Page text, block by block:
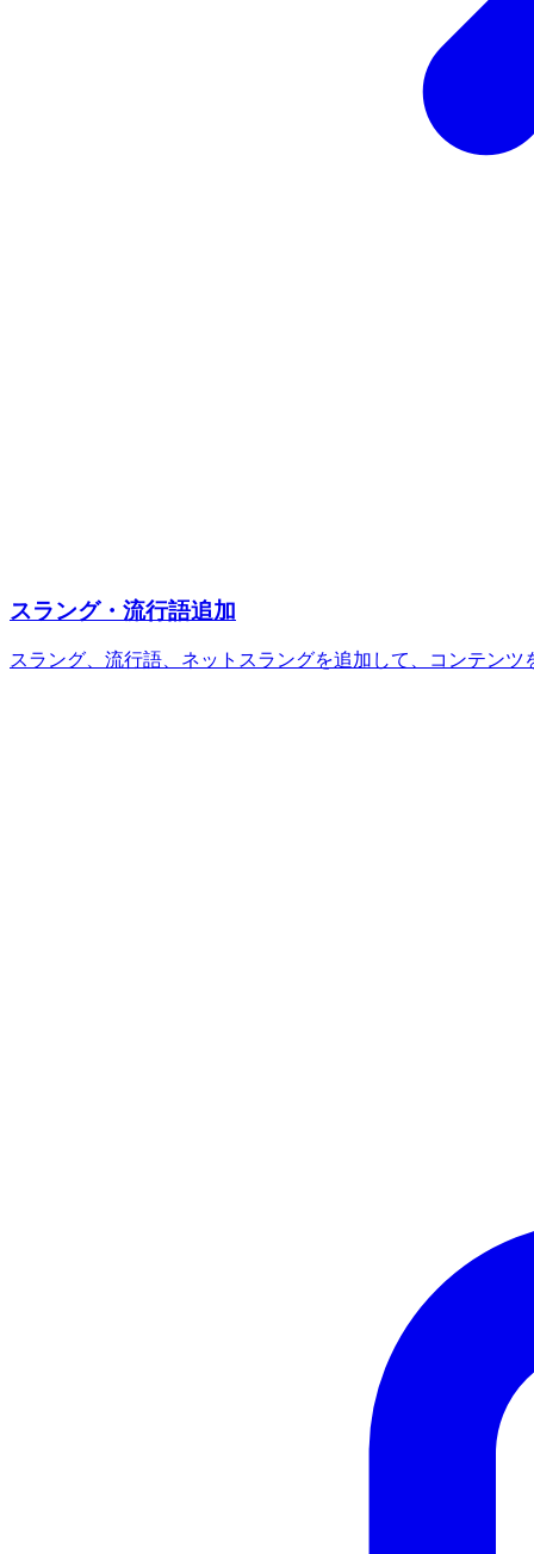
スラング・流行語追加
スラング、流行語、ネットスラングを追加して、コンテンツ